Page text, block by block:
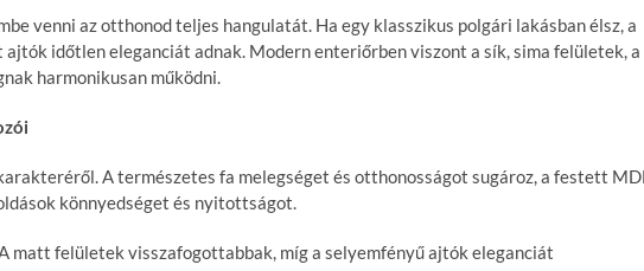
venni az otthonod teljes hangulatát. Ha egy klasszikus polgári lakásban élsz, a
időtlen eleganciát adnak. Modern enteriőrben viszont a sík, sima felületek, a
harmonikusan működni.
A természetes fa melegséget és otthonosságot sugároz, a festett
könnyedséget és nyitottságot.
matt felületek visszafogottabbak, míg a selyemfényű ajtók eleganciát